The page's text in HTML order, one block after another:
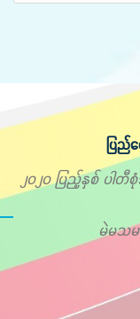
ပြည်
၂၀၂၀ ပြည့်နှစ် ပါ
မဲမသမ